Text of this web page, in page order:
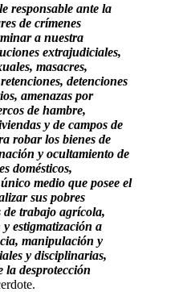
responsable ante la
de crímenes
a nuestra
extrajudiciales,
masacres,
detenciones
amenazas por
de hambre,
y de campos de
robar los bienes de
y ocultamiento de
domésticos,
medio que posee el
sus pobres
de trabajo agrícola,
estigmatización a
manipulación y
y disciplinarias,
la desprotección